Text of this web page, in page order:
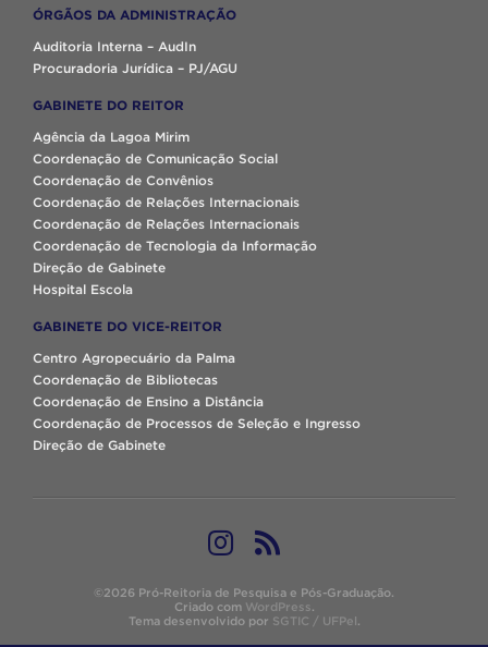
ÓRGÃOS DA ADMINISTRAÇÃO
Auditoria Interna – AudIn
Procuradoria Jurídica – PJ/AGU
GABINETE DO REITOR
Agência da Lagoa Mirim
Coordenação de Comunicação Social
Coordenação de Convênios
Coordenação de Relações Internacionais
Coordenação de Relações Internacionais
Coordenação de Tecnologia da Informação
Direção de Gabinete
Hospital Escola
GABINETE DO VICE-REITOR
Centro Agropecuário da Palma
Coordenação de Bibliotecas
Coordenação de Ensino a Distância
Coordenação de Processos de Seleção e Ingresso
Direção de Gabinete
©2026 Pró-Reitoria de Pesquisa e Pós-Graduação.
Criado com WordPress.
Tema desenvolvido por SGTIC / UFPel.